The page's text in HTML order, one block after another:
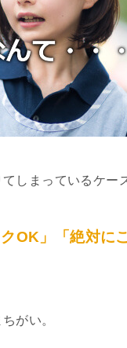
しまっているケー
OK」「絶対に
がい。